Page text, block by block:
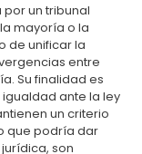
un tribunal
mayoría o la
de unificar la
entre
Su finalidad es
ante la ley
un criterio
que podría dar
son